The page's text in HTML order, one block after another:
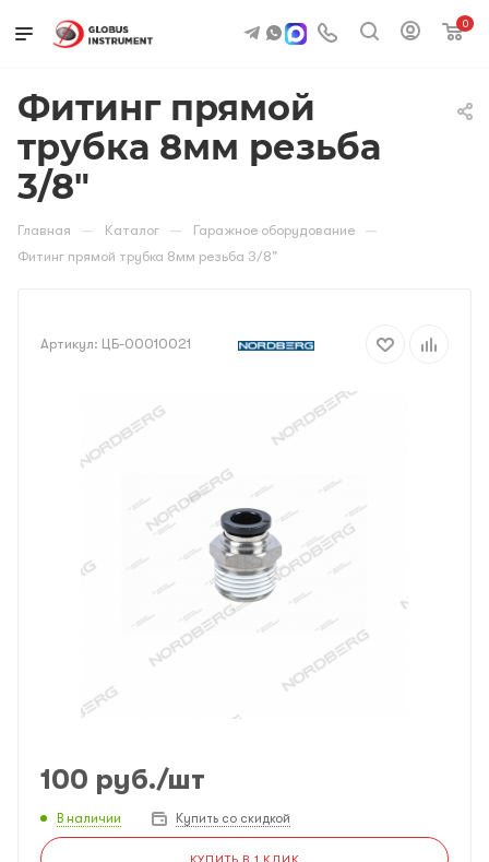
0
Фитинг прямой
трубка 8мм резьба
3/8"
Главная — Каталог — Гаражное оборудование —
Фитинг прямой трубка 8мм резьба 3/8"
Артикул: ЦБ-00010021
100 руб./шт
В наличии Купить со скидкой